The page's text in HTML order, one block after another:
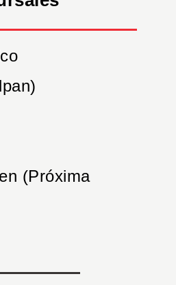
(Próxima